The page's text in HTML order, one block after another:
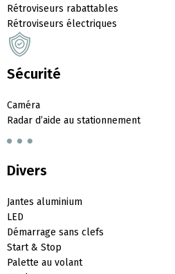
Rétroviseurs rabattables
Rétroviseurs électriques
Sécurité
Caméra
Radar d’aide au stationnement
Divers
Jantes aluminium
LED
Démarrage sans clefs
Start & Stop
Palette au volant